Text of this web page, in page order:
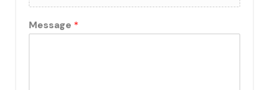
Message *